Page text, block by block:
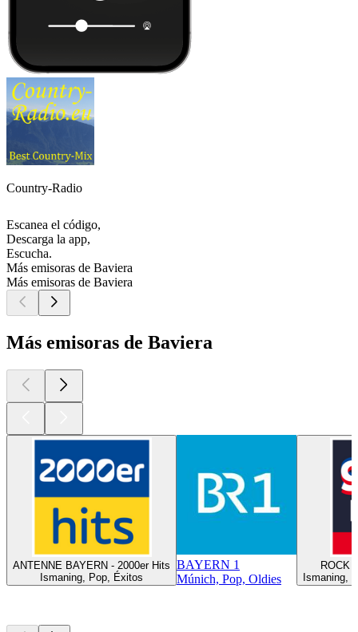
Country-Radio
Escanea el código,
Descarga la app,
Escucha.
Más emisoras de Baviera
Más emisoras de Baviera
Más emisoras de Baviera
ANTENNE BAYERN - 2000er Hits
Ismaning, Pop, Éxitos
BAYERN 1
Múnich, Pop, Oldies
ROCK
Ismaning,